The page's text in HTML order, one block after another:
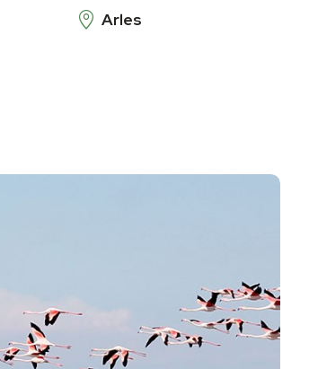
Arles